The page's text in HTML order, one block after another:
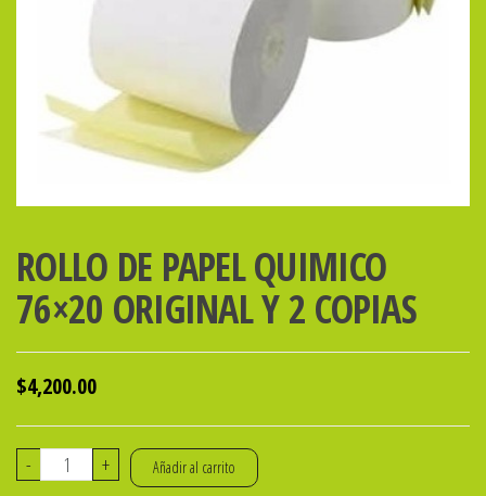
ROLLO DE PAPEL QUIMICO
76×20 ORIGINAL Y 2 COPIAS
$4,200.00
-
ROLLO
+ Añadir al carrito